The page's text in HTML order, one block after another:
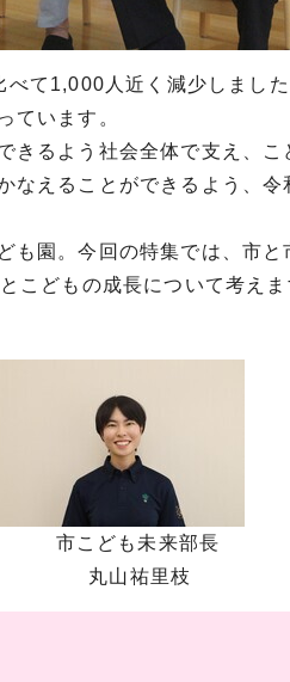
て1,000人近く減少しまし
ています。
るよう社会全体で支え、こ
なえることができるよう、
園。今回の特集では、市と
こどもの成長について考えま
市こども未来部長
丸山祐里枝